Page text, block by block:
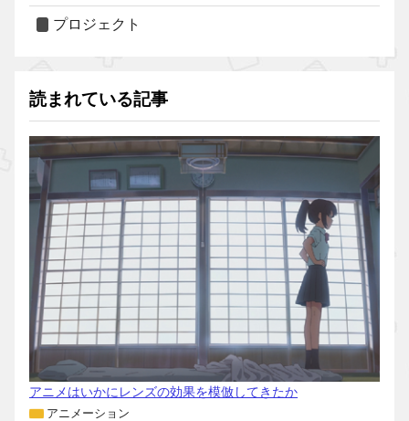
プロジェクト
読まれている記事
アニメはいかにレンズの効果を模倣してきたか
アニメーション